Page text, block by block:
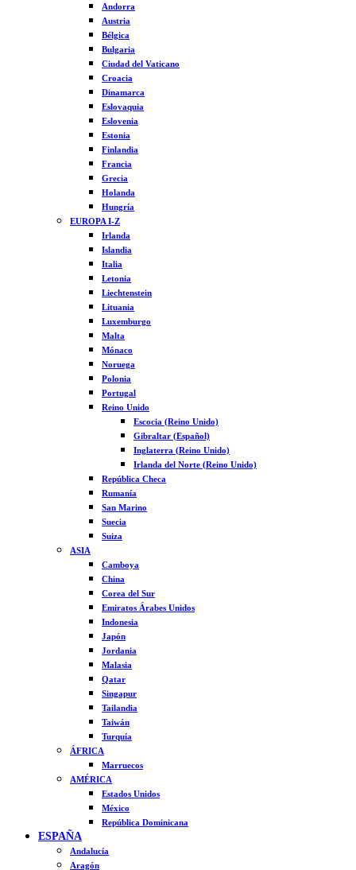
Andorra
Austria
Bélgica
Bulgaria
Ciudad del Vaticano
Croacia
Dinamarca
Eslovaquia
Eslovenia
Estonia
Finlandia
Francia
Grecia
Holanda
Hungría
EUROPA I-Z
Irlanda
Islandia
Italia
Letonia
Liechtenstein
Lituania
Luxemburgo
Malta
Mónaco
Noruega
Polonia
Portugal
Reino Unido
Escocia (Reino Unido)
Gibraltar (Español)
Inglaterra (Reino Unido)
Irlanda del Norte (Reino Unido)
República Checa
Rumanía
San Marino
Suecia
Suiza
ASIA
Camboya
China
Corea del Sur
Emiratos Árabes Unidos
Indonesia
Japón
Jordania
Malasia
Qatar
Singapur
Tailandia
Taiwán
Turquía
ÁFRICA
Marruecos
AMÉRICA
Estados Unidos
México
República Dominicana
ESPAÑA
Andalucía
Aragón